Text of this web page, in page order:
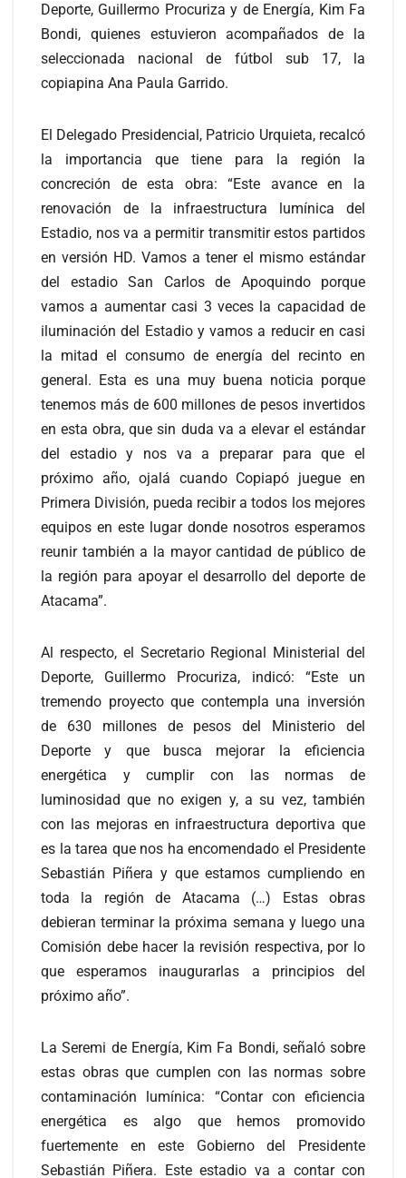
Deporte, Guillermo Procuriza y de Energía, Kim Fa
Bondi, quienes estuvieron acompañados de la
seleccionada nacional de fútbol sub 17, la
copiapina Ana Paula Garrido.
El Delegado Presidencial, Patricio Urquieta, recalcó
la importancia que tiene para la región la
concreción de esta obra: “Este avance en la
renovación de la infraestructura lumínica del
Estadio, nos va a permitir transmitir estos partidos
en versión HD. Vamos a tener el mismo estándar
del estadio San Carlos de Apoquindo porque
vamos a aumentar casi 3 veces la capacidad de
iluminación del Estadio y vamos a reducir en casi
la mitad el consumo de energía del recinto en
general. Esta es una muy buena noticia porque
tenemos más de 600 millones de pesos invertidos
en esta obra, que sin duda va a elevar el estándar
del estadio y nos va a preparar para que el
próximo año, ojalá cuando Copiapó juegue en
Primera División, pueda recibir a todos los mejores
equipos en este lugar donde nosotros esperamos
reunir también a la mayor cantidad de público de
la región para apoyar el desarrollo del deporte de
Atacama”.
Al respecto, el Secretario Regional Ministerial del
Deporte, Guillermo Procuriza, indicó: “Este un
tremendo proyecto que contempla una inversión
de 630 millones de pesos del Ministerio del
Deporte y que busca mejorar la eficiencia
energética y cumplir con las normas de
luminosidad que no exigen y, a su vez, también
con las mejoras en infraestructura deportiva que
es la tarea que nos ha encomendado el Presidente
Sebastián Piñera y que estamos cumpliendo en
toda la región de Atacama (…) Estas obras
debieran terminar la próxima semana y luego una
Comisión debe hacer la revisión respectiva, por lo
que esperamos inaugurarlas a principios del
próximo año”.
La Seremi de Energía, Kim Fa Bondi, señaló sobre
estas obras que cumplen con las normas sobre
contaminación lumínica: “Contar con eficiencia
energética es algo que hemos promovido
fuertemente en este Gobierno del Presidente
Sebastián Piñera. Este estadio va a contar con